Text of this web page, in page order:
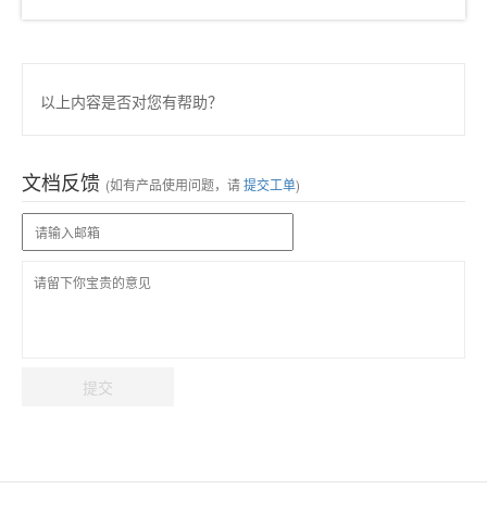
以上内容是否对您有帮助？
文档反馈 (如有产品使用问题，请提交工单)
提交